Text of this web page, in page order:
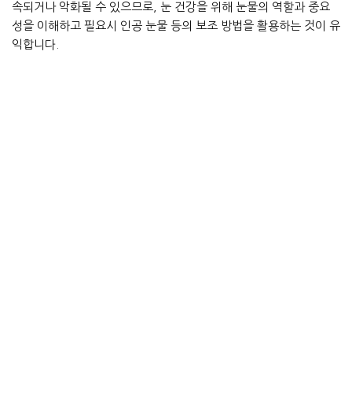
속되거나 악화될 수 있으므로, 눈 건강을 위해 눈물의 역할과 중요
성을 이해하고 필요시 인공 눈물 등의 보조 방법을 활용하는 것이 유
익합니다.